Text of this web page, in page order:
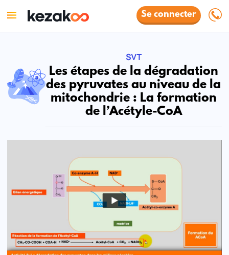
Se connecter
SVT
Les étapes de la dégradation
des pyruvates au niveau de la
mitochondrie : La formation
de l’Acétyle-CoA